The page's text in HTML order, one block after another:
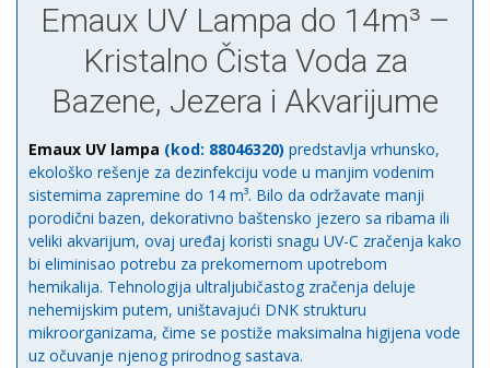
Emaux UV Lampa do 14m³ –
Kristalno Čista Voda za
Bazene, Jezera i Akvarijume
Emaux UV lampa (kod: 88046320) predstavlja vrhunsko,
ekološko rešenje za dezinfekciju vode u manjim vodenim
sistemima zapremine do 14 m³. Bilo da održavate manji
porodični bazen, dekorativno baštensko jezero sa ribama ili
veliki akvarijum, ovaj uređaj koristi snagu UV-C zračenja kako
bi eliminisao potrebu za prekomernom upotrebom
hemikalija. Tehnologija ultraljubičastog zračenja deluje
nehemijskim putem, uništavajući DNK strukturu
mikroorganizama, čime se postiže maksimalna higijena vode
uz očuvanje njenog prirodnog sastava.